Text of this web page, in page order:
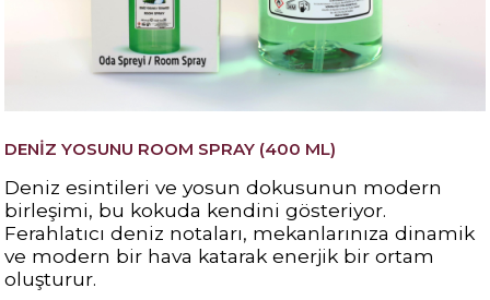
DENİZ YOSUNU ROOM SPRAY (400 ML)
Deniz esintileri ve yosun dokusunun modern
birleşimi, bu kokuda kendini gösteriyor.
Ferahlatıcı deniz notaları, mekanlarınıza dinamik
ve modern bir hava katarak enerjik bir ortam
oluşturur.